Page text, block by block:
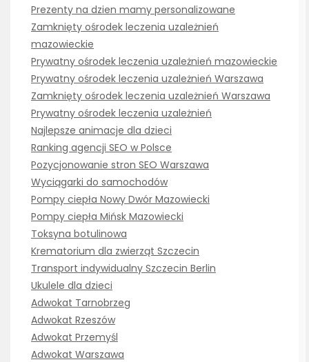
Prezenty na dzien mamy personalizowane
Zamknięty ośrodek leczenia uzależnień
mazowieckie
Prywatny ośrodek leczenia uzależnień mazowieckie
Prywatny ośrodek leczenia uzależnień Warszawa
Zamknięty ośrodek leczenia uzależnień Warszawa
Prywatny ośrodek leczenia uzależnień
Najlepsze animacje dla dzieci
Ranking agencji SEO w Polsce
Pozycjonowanie stron SEO Warszawa
Wyciągarki do samochodów
Pompy ciepła Nowy Dwór Mazowiecki
Pompy ciepła Mińsk Mazowiecki
Toksyna botulinowa
Krematorium dla zwierząt Szczecin
Transport indywidualny Szczecin Berlin
Ukulele dla dzieci
Adwokat Tarnobrzeg
Adwokat Rzeszów
Adwokat Przemyśl
Adwokat Warszawa